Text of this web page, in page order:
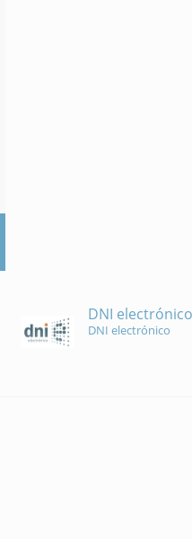
DNI electrónico
DNI electrónico